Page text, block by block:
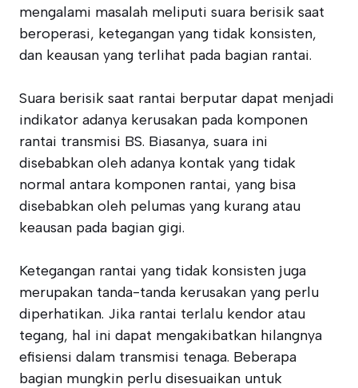
mengalami masalah meliputi suara berisik saat
beroperasi, ketegangan yang tidak konsisten,
dan keausan yang terlihat pada bagian rantai.
Suara berisik saat rantai berputar dapat menjadi
indikator adanya kerusakan pada komponen
rantai transmisi BS. Biasanya, suara ini
disebabkan oleh adanya kontak yang tidak
normal antara komponen rantai, yang bisa
disebabkan oleh pelumas yang kurang atau
keausan pada bagian gigi.
Ketegangan rantai yang tidak konsisten juga
merupakan tanda-tanda kerusakan yang perlu
diperhatikan. Jika rantai terlalu kendor atau
tegang, hal ini dapat mengakibatkan hilangnya
efisiensi dalam transmisi tenaga. Beberapa
bagian mungkin perlu disesuaikan untuk